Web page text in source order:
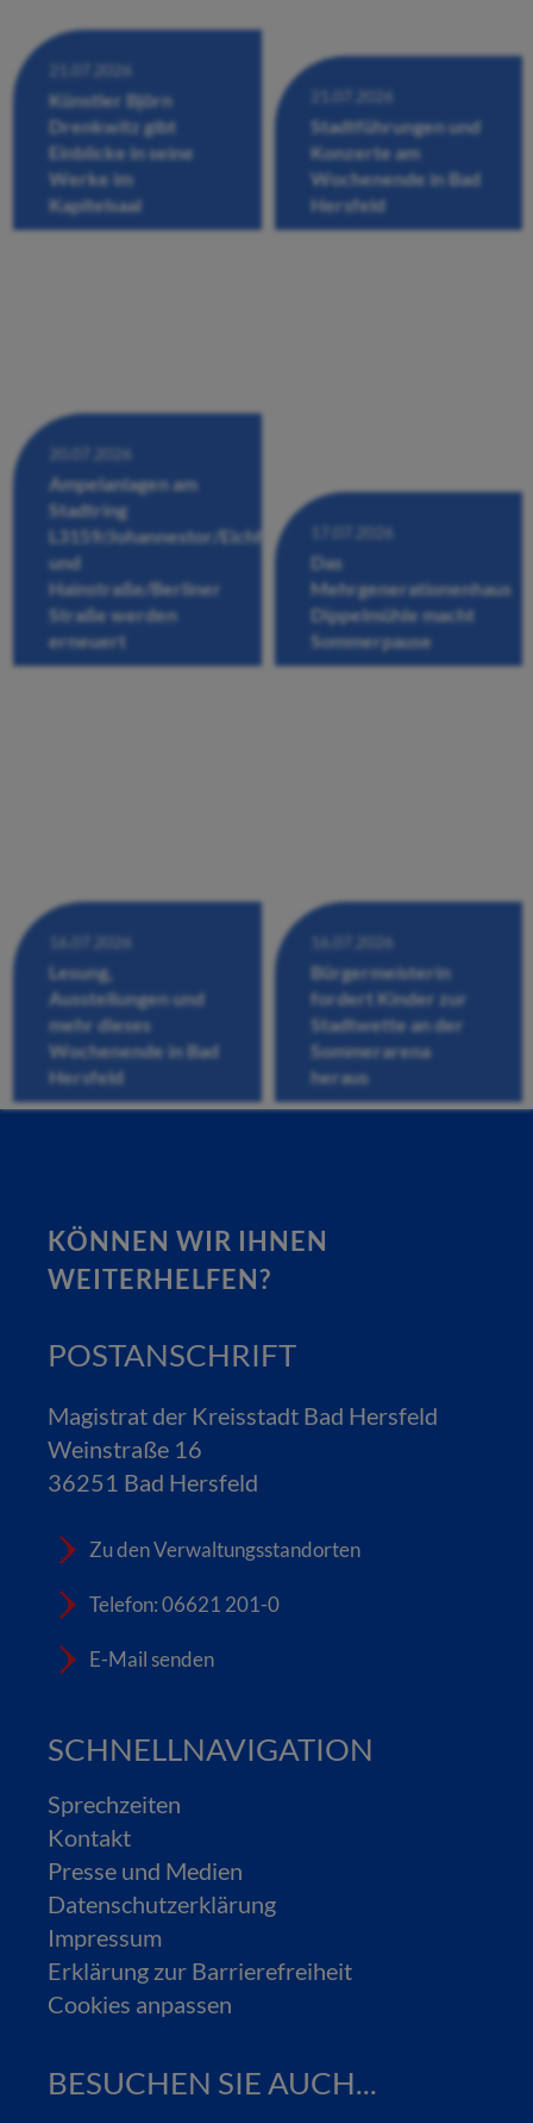
21.07.2026
Künstler Björn
Drenkwitz gibt
Einblicke in seine
Werke im
Kapitelsaal
21.07.2026
Stadtführungen und
Konzerte am
Wochenende in Bad
Hersfeld
20.07.2026
Ampelanlagen am
Stadtring
L3159/Johannestor/Eichhofstraße/Fuldastraße
und
Hainstraße/Berliner
Straße werden
erneuert
17.07.2026
Das
Mehrgenerationenhaus
Dippelmühle macht
Sommerpause
16.07.2026
Lesung,
Ausstellungen und
mehr dieses
Wochenende in Bad
Hersfeld
16.07.2026
Bürgermeisterin
fordert Kinder zur
Stadtwette an der
Sommerarena
heraus
KÖNNEN WIR IHNEN
WEITERHELFEN?
POSTANSCHRIFT
Magistrat der Kreisstadt Bad Hersfeld
Weinstraße 16
36251 Bad Hersfeld
Zu den Verwaltungsstandorten
Telefon: 06621 201-0
E-Mail senden
SCHNELLNAVIGATION
Sprechzeiten
Kontakt
Presse und Medien
Datenschutzerklärung
Impressum
Erklärung zur Barrierefreiheit
Cookies anpassen
BESUCHEN SIE AUCH...